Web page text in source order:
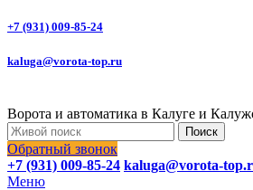
+7 (931) 009-85-24
kaluga@vorota-top.ru
Ворота и автоматика в Калуге и
Поиск
Обратный звонок
+7 (931) 009-85-24 kaluga@vorota-
Меню